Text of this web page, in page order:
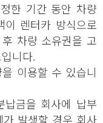
한 기간 동안 차량
렌터카 방식으로
차량 소유권을 고
니다.
이용할 수 있습니
금을 회사에 납부
발생할 경우 회사